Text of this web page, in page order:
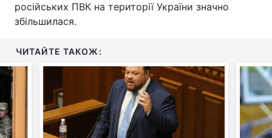
російських ПВК на території України значно
збільшилася.
ЧИТАЙТЕ ТАКОЖ: